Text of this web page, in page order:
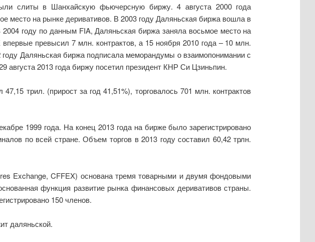
слиты в Шанхайскую фьючерсную биржу. 4 августа 2000 года
место на рынке деривативов. В 2003 году Даляньская биржа вошла в
году по данным FIA, Даляньская биржа заняла восьмое место на
превысил 7 млн. контрактов, а 15 ноября 2010 года – 10 млн.
Даляньская биржа подписала меморандумы о взаимопонимании с
августа 2013 года биржу посетил президент КНР Си Цзиньпин.
трил. (прирост за год 41,51%), торговалось 701 млн. контрактов
1999 года. На конец 2013 года на бирже было зарегистрировано
по всей стране. Объем торгов в 2013 году составил 60,42 трлн.
Exchange, CFFEX) основана тремя товарными и двумя фондовыми
функция развитие рынка финансовых деривативов страны.
150 членов.
даляньской.